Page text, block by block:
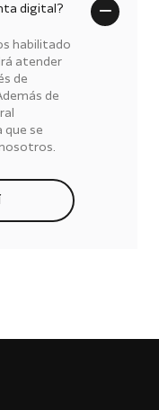
digital?
habilitado
atender
de
de
que se